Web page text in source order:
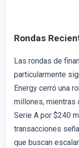
Rondas
Las rondas de
particularmente
Energy cerró una
millones, mientras
Serie A por $240
transacciones
que buscan